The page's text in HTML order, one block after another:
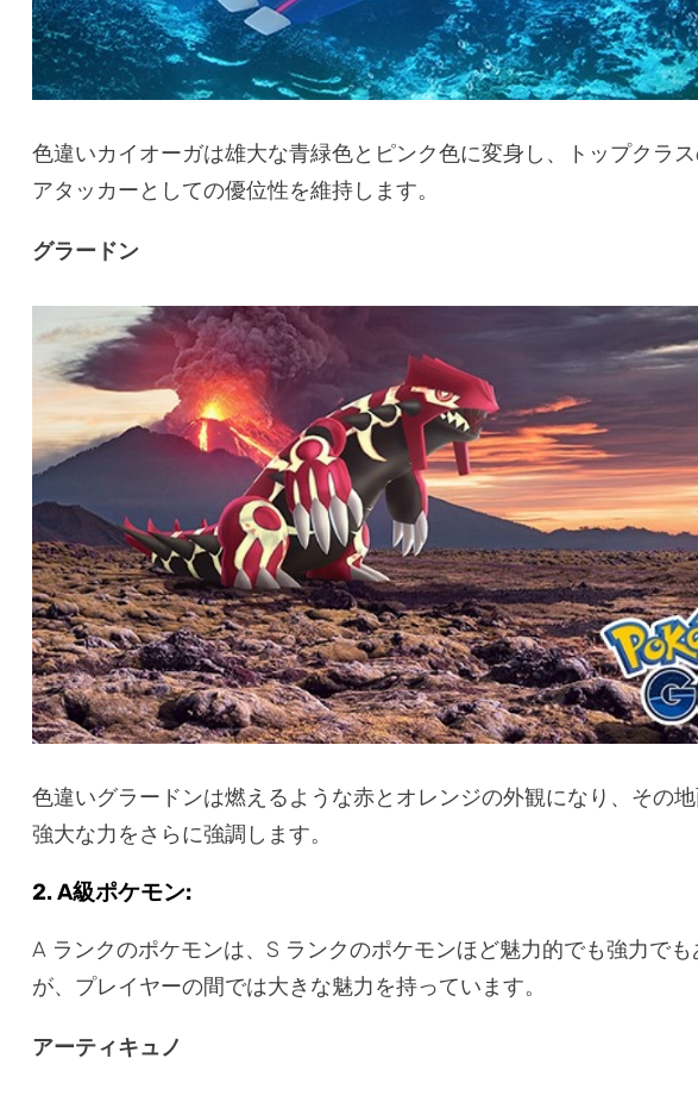
色違いカイオーガは雄大な青緑色とピンク色に変身し、トップクラ
アタッカーとしての優位性を維持します。
グラードン
色違いグラードンは燃えるような赤とオレンジの外観になり、その
強大な力をさらに強調します。
2. A級ポケモン:
A ランクのポケモンは、S ランクのポケモンほど魅力的でも強力でも
が、プレイヤーの間では大きな魅力を持っています。
アーティキュノ